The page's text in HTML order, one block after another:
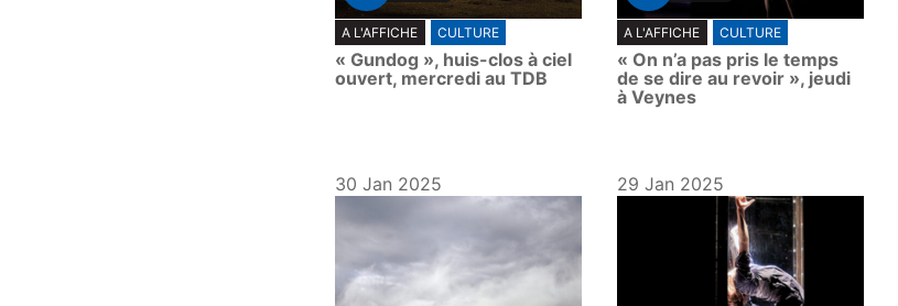
P
l
a
y
A L'AFFICHE CULTURE
« Gundog », huis-clos à ciel
ouvert, mercredi au TDB
P
l
a
y
A L'AFFICHE CULTURE
« On n’a pas pris le temps
de se dire au revoir », jeudi
à Veynes
30 Jan 2025 29 Jan 2025